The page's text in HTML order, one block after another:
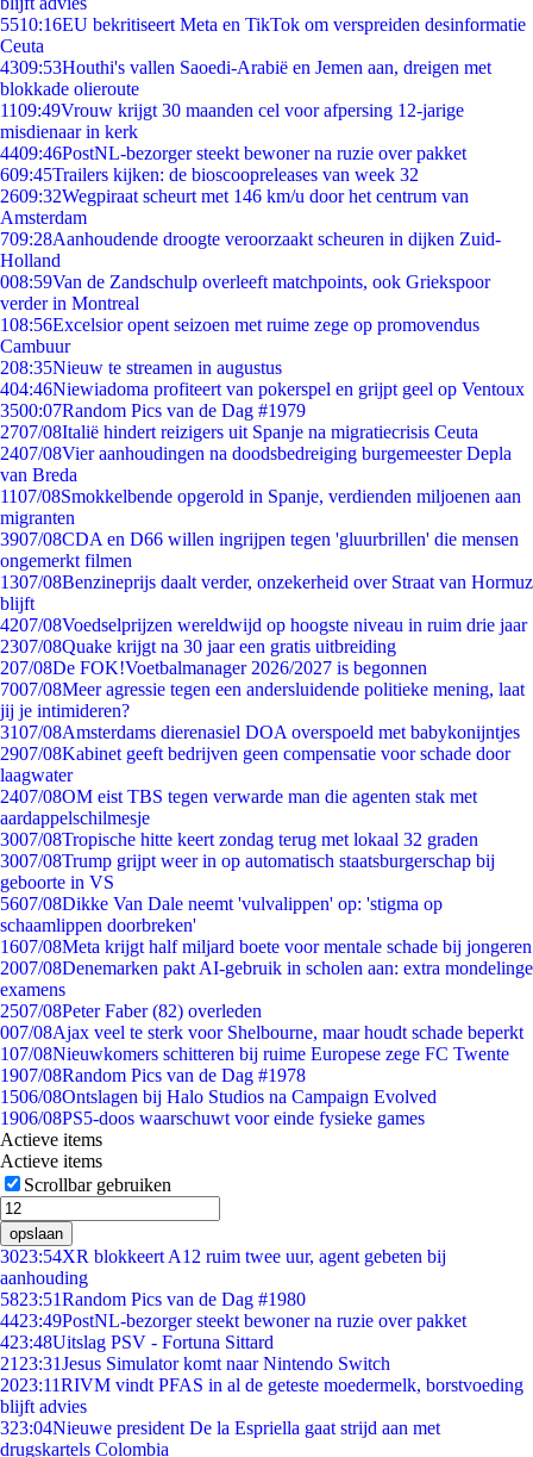
5510:16EU bekritiseert Meta en TikTok om verspreiden desinformatie
Ceuta
4309:53Houthi's vallen Saoedi-Arabië en Jemen aan, dreigen met
blokkade olieroute
1109:49Vrouw krijgt 30 maanden cel voor afpersing 12-jarige
misdienaar in kerk
4409:46PostNL-bezorger steekt bewoner na ruzie over pakket
609:45Trailers kijken: de bioscoopreleases van week 32
2609:32Wegpiraat scheurt met 146 km/u door het centrum van
Amsterdam
709:28Aanhoudende droogte veroorzaakt scheuren in dijken Zuid-
Holland
008:59Van de Zandschulp overleeft matchpoints, ook Griekspoor
verder in Montreal
108:56Excelsior opent seizoen met ruime zege op promovendus
Cambuur
208:35Nieuw te streamen in augustus
404:46Niewiadoma profiteert van pokerspel en grijpt geel op Ventoux
3500:07Random Pics van de Dag #1979
2707/08Italië hindert reizigers uit Spanje na migratiecrisis Ceuta
2407/08Vier aanhoudingen na doodsbedreiging burgemeester Depla
van Breda
1107/08Smokkelbende opgerold in Spanje, verdienden miljoenen aan
migranten
3907/08CDA en D66 willen ingrijpen tegen 'gluurbrillen' die mensen
ongemerkt filmen
1307/08Benzineprijs daalt verder, onzekerheid over Straat van Hormuz
blijft
4207/08Voedselprijzen wereldwijd op hoogste niveau in ruim drie jaar
2307/08Quake krijgt na 30 jaar een gratis uitbreiding
207/08De FOK!Voetbalmanager 2026/2027 is begonnen
7007/08Meer agressie tegen een andersluidende politieke mening, laat
jij je intimideren?
3107/08Amsterdams dierenasiel DOA overspoeld met babykonijntjes
2907/08Kabinet geeft bedrijven geen compensatie voor schade door
laagwater
2407/08OM eist TBS tegen verwarde man die agenten stak met
aardappelschilmesje
3007/08Tropische hitte keert zondag terug met lokaal 32 graden
3007/08Trump grijpt weer in op automatisch staatsburgerschap bij
geboorte in VS
5607/08Dikke Van Dale neemt 'vulvalippen' op: 'stigma op
schaamlippen doorbreken'
1607/08Meta krijgt half miljard boete voor mentale schade bij jongeren
2007/08Denemarken pakt AI-gebruik in scholen aan: extra mondelinge
examens
2507/08Peter Faber (82) overleden
007/08Ajax veel te sterk voor Shelbourne, maar houdt schade beperkt
107/08Nieuwkomers schitteren bij ruime Europese zege FC Twente
1907/08Random Pics van de Dag #1978
1506/08Ontslagen bij Halo Studios na Campaign Evolved
1906/08PS5-doos waarschuwt voor einde fysieke games
Actieve items
Actieve items
Scrollbar gebruiken
opslaan
3023:54XR blokkeert A12 ruim twee uur, agent gebeten bij
aanhouding
5823:51Random Pics van de Dag #1980
4423:49PostNL-bezorger steekt bewoner na ruzie over pakket
423:48Uitslag PSV - Fortuna Sittard
21 23:31Jesus Simulator komt naar Nintendo Switch
2023:11RIVM vindt PFAS in al de geteste moedermelk, borstvoeding
blijft advies
323:04Nieuwe president De la Espriella gaat strijd aan met
drugskartels Colombia